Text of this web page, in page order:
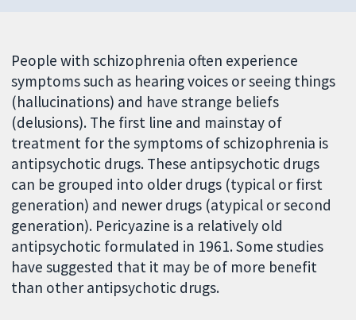
People with schizophrenia often experience
symptoms such as hearing voices or seeing things
(hallucinations) and have strange beliefs
(delusions). The first line and mainstay of
treatment for the symptoms of schizophrenia is
antipsychotic drugs. These antipsychotic drugs
can be grouped into older drugs (typical or first
generation) and newer drugs (atypical or second
generation). Pericyazine is a relatively old
antipsychotic formulated in 1961. Some studies
have suggested that it may be of more benefit
than other antipsychotic drugs.